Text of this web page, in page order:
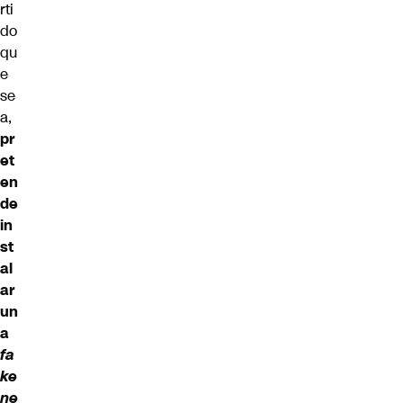
rti
do
qu
e
se
a,
pr
et
en
de
in
st
al
ar
un
a
fa
ke
ne